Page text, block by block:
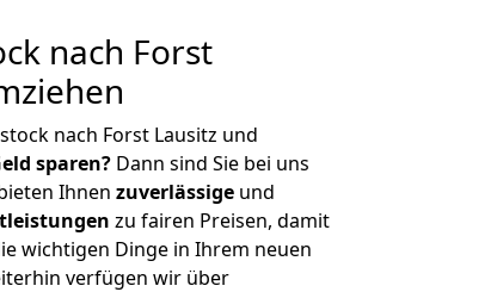
nach Forst
nach Forst Lausitz und
sparen? Dann sind Sie bei uns
Ihnen zuverlässige und
zu fairen Preisen, damit
wichtigen Dinge in Ihrem neuen
verfügen wir über